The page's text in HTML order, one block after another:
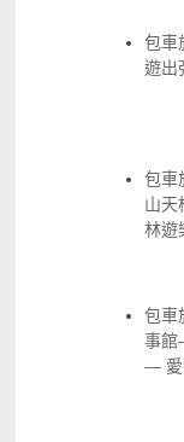
包車
遊出
包車
山
林遊
包
事
— 愛